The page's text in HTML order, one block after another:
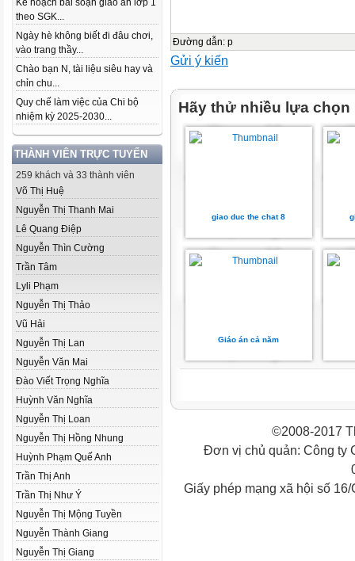
Kế hoạch bài soạn giáo án lớp 1
theo SGK...
Ngày hè không biết đi đâu chơi,
vào trang thầy...
Chào bạn N, tài liệu siêu hay và
chỉn chu...
Quy chế làm việc của Chi bộ
nhiệm kỳ 2025-2030...
THÀNH VIÊN TRỰC TUYẾN
259 khách và 33 thành viên
Võ Thị Huệ
Nguyễn Thị Thanh Mai
Lê Quang Điệp
Nguyễn Thìn Cường
Trần Tâm
Lyli Phạm
Nguyễn Thị Thảo
Vũ Hải
Nguyễn Thị Lan
Nguyễn Văn Mai
Đào Viết Trọng Nghĩa
Huỳnh Văn Nghĩa
Nguyễn Thị Loan
Nguyễn Thị Hồng Nhung
Huỳnh Phạm Quế Anh
Trần Thị Anh
Trần Thị Như Ý
Nguyễn Thị Mộng Tuyền
Nguyễn Thành Giang
Nguyễn Thị Giang
Đường dẫn: p
Gửi ý kiến
Hãy thử nhiều lựa chọn
giao duc the chat 8
Giáo án cả năm
©2008-2017
Đơn vị chủ quản: Công ty
Giấy phép mạng xã hội số